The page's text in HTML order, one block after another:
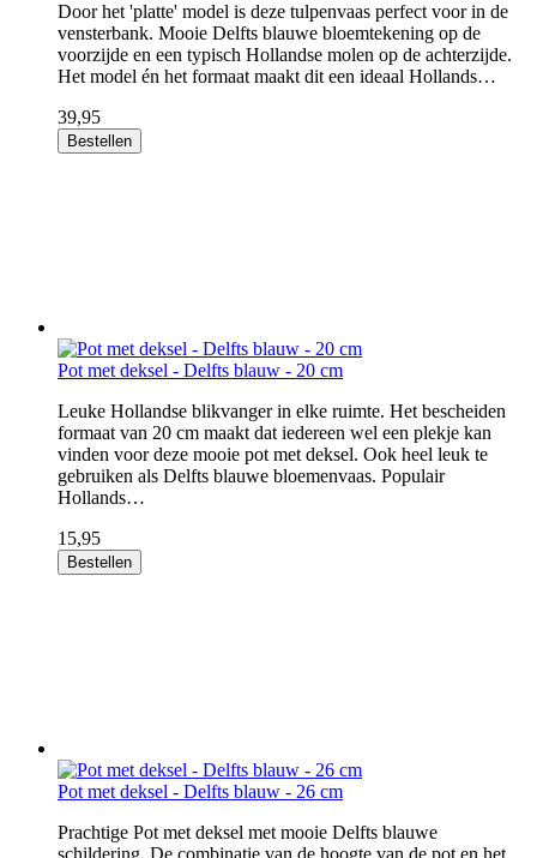
Door het 'platte' model is deze tulpenvaas perfect voor in de
vensterbank. Mooie Delfts blauwe bloemtekening op de
voorzijde en een typisch Hollandse molen op de achterzijde.
Het model én het formaat maakt dit een ideaal Hollands…
39,95
Bestellen
Pot met deksel - Delfts blauw - 20 cm
Leuke Hollandse blikvanger in elke ruimte. Het bescheiden
formaat van 20 cm maakt dat iedereen wel een plekje kan
vinden voor deze mooie pot met deksel. Ook heel leuk te
gebruiken als Delfts blauwe bloemenvaas. Populair
Hollands…
15,95
Bestellen
Pot met deksel - Delfts blauw - 26 cm
Prachtige Pot met deksel met mooie Delfts blauwe
schildering. De combinatie van de hoogte van de pot en het